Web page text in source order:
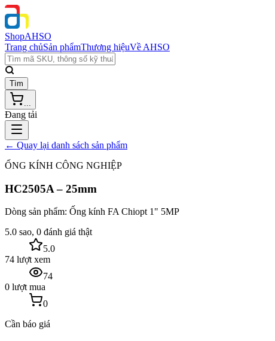
ShopAHSO
Trang chủSản phẩmThương hiệuVề AHSO
Tìm
...
Đang tải
← Quay lại danh sách sản phẩm
ỐNG KÍNH CÔNG NGHIỆP
HC2505A – 25mm
Dòng sản phẩm: Ống kính FA Chiopt 1" 5MP
5.0 sao, 0 đánh giá thật
5.0
74 lượt xem
74
0 lượt mua
0
Cần báo giá